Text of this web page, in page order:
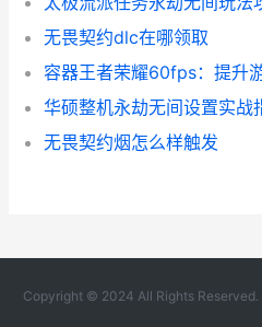
无畏契约dlc在哪领取
容器王者荣耀60fps：提升
华硕整机永劫无间设置实战
无畏契约烟怎么样触发
Copyright © 2024 All Rights Reserved.